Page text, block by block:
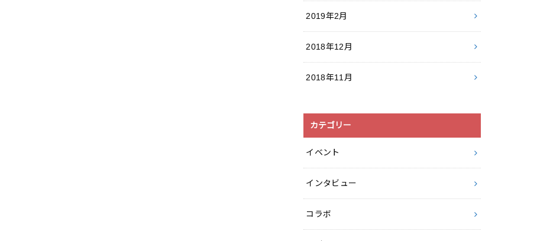
2019年2月
2018年12月
2018年11月
カテゴリー
イベント
インタビュー
コラボ